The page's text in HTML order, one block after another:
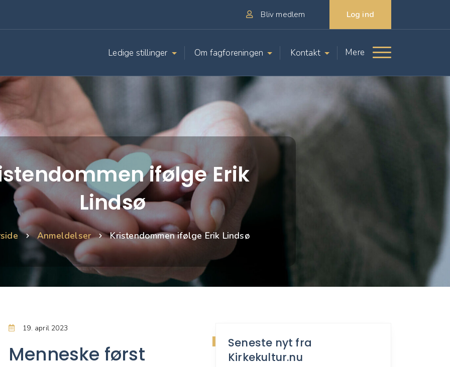
Bliv medlem Log ind
Ledige stillinger Om fagforeningen Kontakt Mere
ifølge Erik
Lindsø
Anmeldelser Kristendommen ifølge Erik Lindsø
19. april 2023
Menneske først
Seneste nyt fra
Kirkekultur.nu